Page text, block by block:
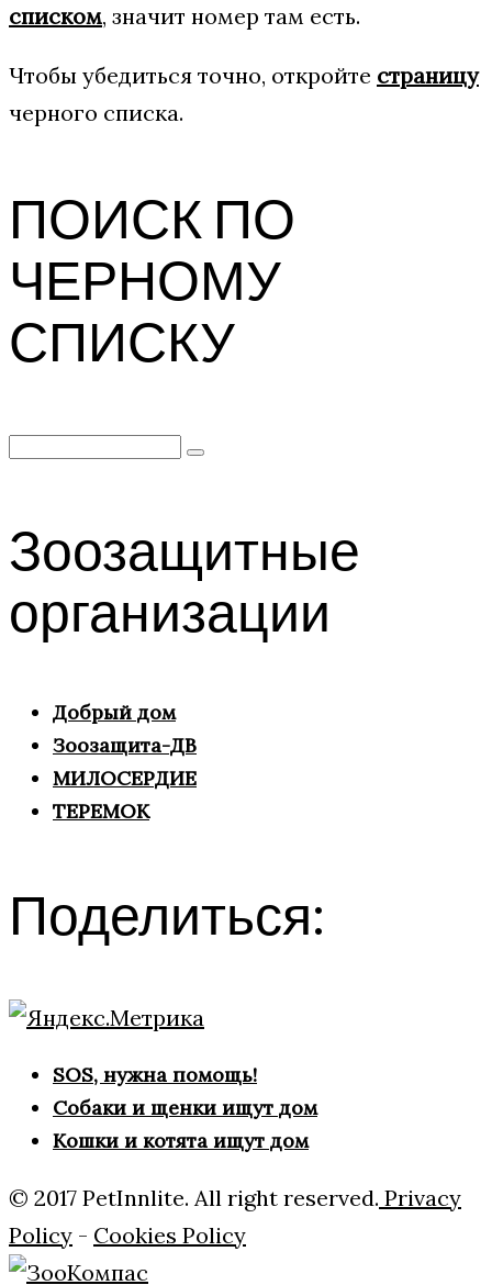
списком, значит номер там есть.
Чтобы убедиться точно, откройте страницу
черного списка.
ПОИСК ПО
ЧЕРНОМУ
СПИСКУ
Search
Зоозащитные
организации
Добрый дом
Зоозащита-ДВ
МИЛОСЕРДИЕ
ТЕРЕМОК
Поделиться:
SOS, нужна помощь!
Собаки и щенки ищут дом
Кошки и котята ищут дом
© 2017 PetInnlite. All right reserved. Privacy
Policy - Cookies Policy